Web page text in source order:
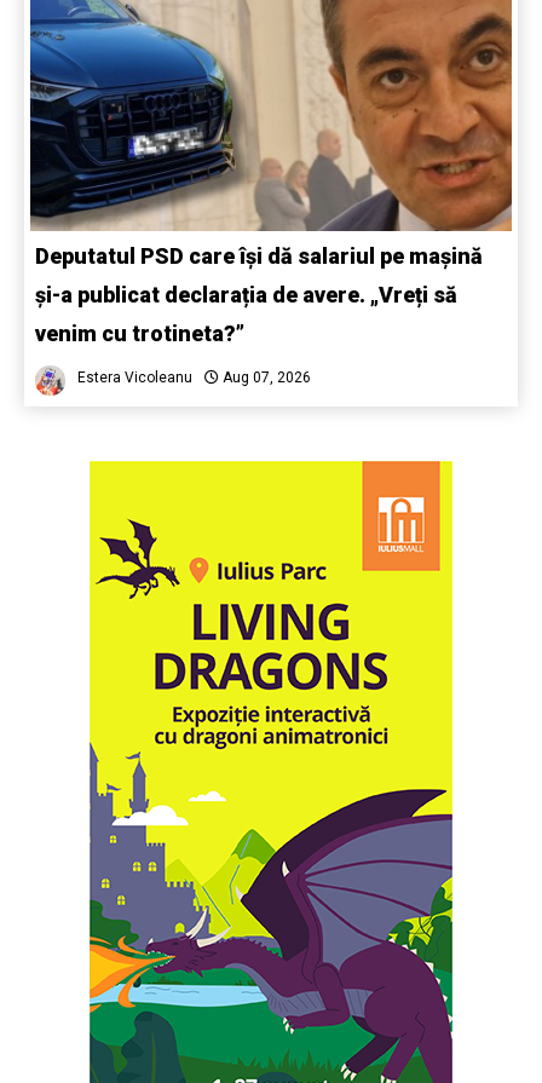
Deputatul PSD care își dă salariul pe mașină
și-a publicat declarația de avere. „Vreți să
venim cu trotineta?”
Estera Vicoleanu Aug 07, 2026